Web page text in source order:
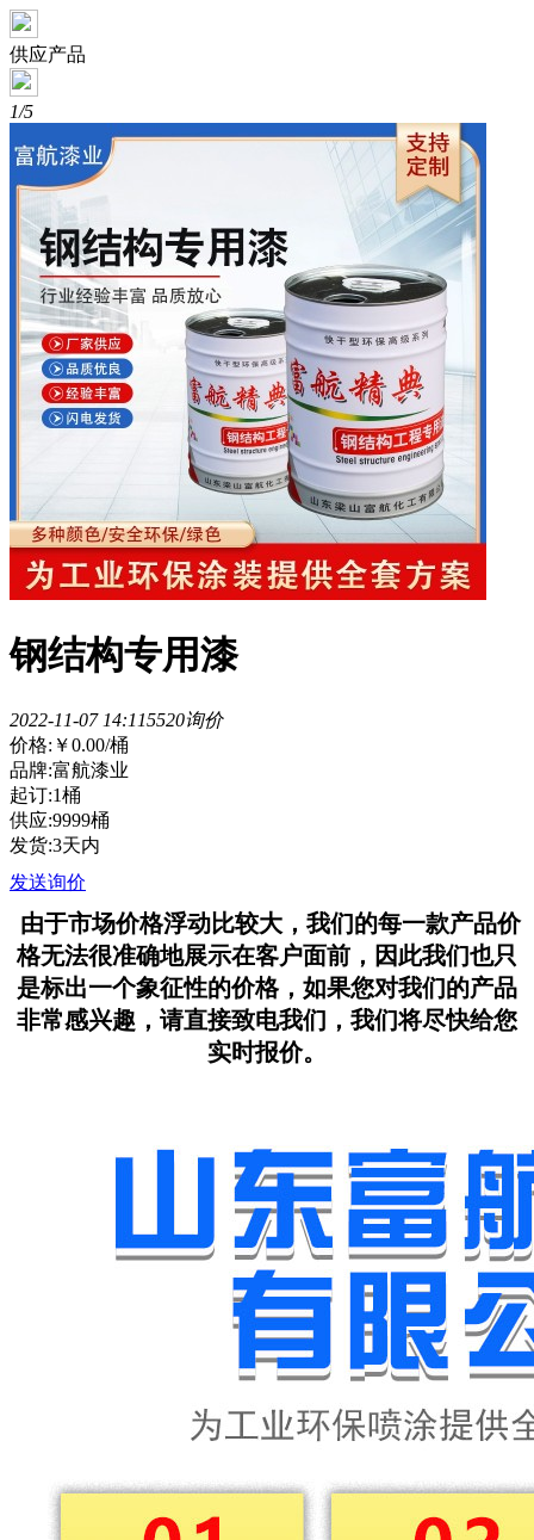
供应产品
1/5
钢结构专用漆
2022-11-07 14:115520询价
价格: ￥0.00/桶
品牌:富航漆业
起订:1桶
供应:9999桶
发货:3天内
发送询价
由于市场价格浮动比较大，我们的每一款产品价
格无法很准确地展示在客户面前，因此我们也只
是标出一个象征性的价格，如果您对我们的产品
非常感兴趣，请直接致电我们，我们将尽快给您
实时报价。